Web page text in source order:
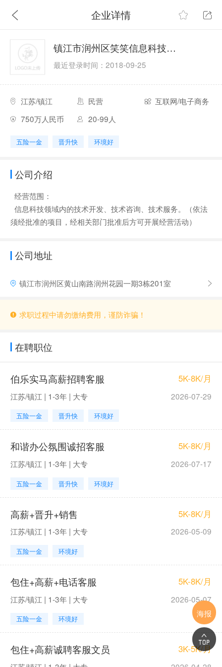
企业详情
镇江市润州区笑笑信息科技有限公司
最近登录时间：2018-09-25
江苏/镇江 民营
互联网/电子商务
750万人民币
20-99人
五险一金 晋升快 环境好
公司介绍
经营范围：
信息科技领域内的技术开发、技术咨询、技术服务。（依法
须经批准的项目，经相关部门批准后方可开展经营活动）
公司地址
镇江市润州区黄山南路润州花园一期3栋201室
求职过程中请勿缴纳费用，谨防诈骗！
在聘职位
伯乐实马高薪招聘客服 5K-8K/月
江苏/镇江 | 1-3年 | 大专 2026-07-29
五险一金 晋升快 环境好
和谐办公氛围诚招客服 5K-8K/月
江苏/镇江 | 1-3年 | 大专 2026-07-17
五险一金 晋升快 环境好
高薪+晋升+销售 5K-8K/月
江苏/镇江 | 1-3年 | 大专 2026-05-09
五险一金 环境好
包住+高薪+电话客服 5K-8K/月
江苏/镇江 | 1-3年 | 大专 2026-05-07
五险一金 环境好
包住+高薪诚聘客服文员 3K-5K/月
海报